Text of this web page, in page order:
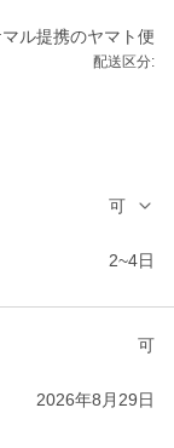
ル提携のヤマト便
配送区分:
可
2~4日
可
2026年8月29日